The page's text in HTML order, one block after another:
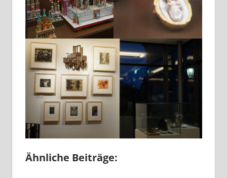
Ähnliche Beiträge: